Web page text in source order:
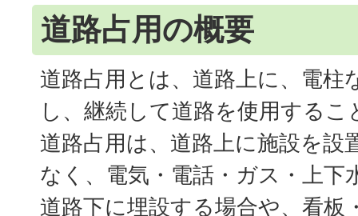
道路占用の概要
道路占用とは、道路上に、電柱
し、継続して道路を使用するこ
道路占用は、道路上に施設を設
なく、電気・電話・ガス・上下
道路下に埋設する場合や、看板